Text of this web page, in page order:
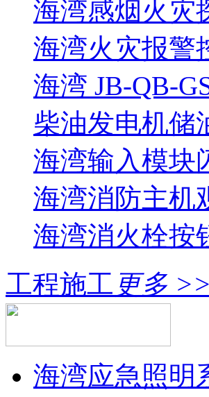
海湾感烟火灾
海湾火灾报警
海湾 JB-QB-
柴油发电机储
海湾输入模块
海湾消防主机
海湾消火栓按
工程施工 更多 >>
海湾应急照明